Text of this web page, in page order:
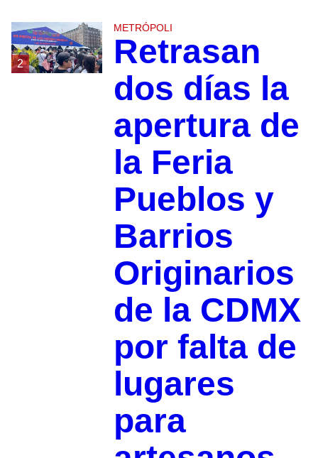
2
METRÓPOLI
Retrasan
dos días la
apertura de
la Feria
Pueblos y
Barrios
Originarios
de la CDMX
por falta de
lugares
para